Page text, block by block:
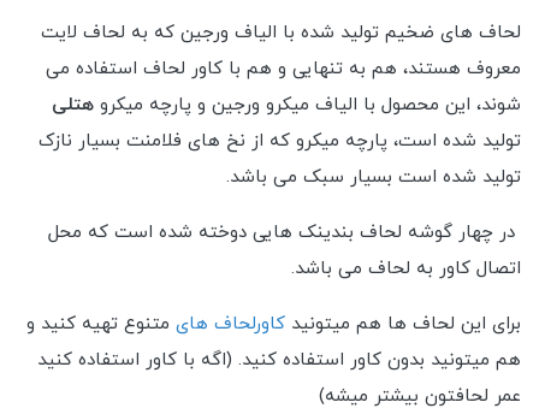
لحاف های ضخیم تولید شده با الیاف ورجین که به لحاف لایت
معروف هستند، هم به تنهایی و هم با کاور لحاف استفاده می
شوند، این محصول با الیاف میکرو ورجین و پارچه میکرو هتلی
تولید شده است، پارچه میکرو که از نخ های فلامنت بسیار نازک
تولید شده است بسیار سبک می باشد.
در چهار گوشه لحاف بندینک هایی دوخته شده است که محل
اتصال کاور به لحاف می باشد.
برای این لحاف ها هم میتونید کاورلحاف های متنوع تهیه کنید و
هم میتونید بدون کاور استفاده کنید. (اگه با کاور استفاده کنید
عمر لحافتون بیشتر میشه)